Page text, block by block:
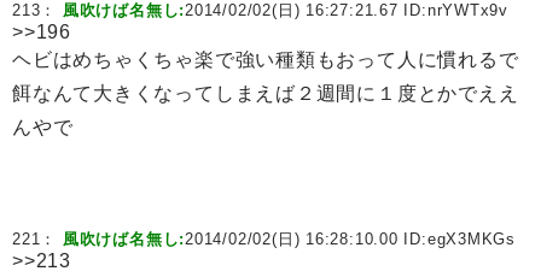
213： 風吹けば名無し:2014/02/02(日) 16:27:21.67 ID:nrYWTx9v
>>196
ヘビはめちゃくちゃ楽で強い種類もおって人に慣れるで
餌なんて大きくなってしまえば２週間に１度とかでええ
んやで
221： 風吹けば名無し:2014/02/02(日) 16:28:10.00 ID:egX3MKGs
>>213